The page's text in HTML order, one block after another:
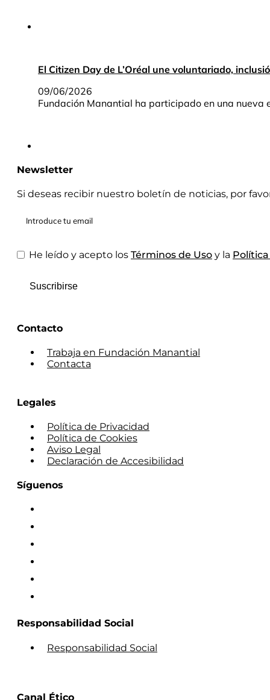
El Citizen Day de L’Oréal une voluntariado,
09/06/2026
Fundación Manantial ha participado en una nueva
Newsletter
Si deseas recibir nuestro boletín de noticias, por
He leído y acepto los Términos de Uso y la
Suscribirse
Contacto
Trabaja en Fundación Manantial
Contacta
Legales
Política de Privacidad
Política de Cookies
Aviso Legal
Declaración de Accesibilidad
Síguenos
Responsabilidad Social
Responsabilidad Social
Canal Ético